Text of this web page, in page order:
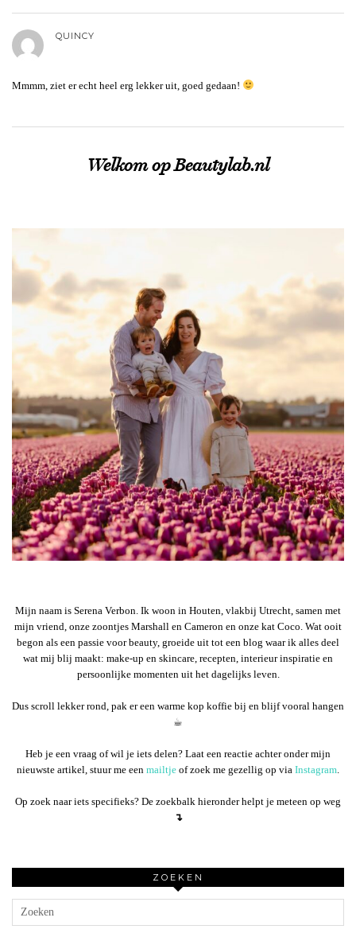
QUINCY
Mmmm, ziet er echt heel erg lekker uit, goed gedaan!
Welkom op Beautylab.nl
Mijn naam is Serena Verbon. Ik woon in Houten, vlakbij Utrecht, samen met
mijn vriend, onze zoontjes Marshall en Cameron en onze kat Coco. Wat ooit
begon als een passie voor beauty, groeide uit tot een blog waar ik alles deel
wat mij blij maakt: make-up en skincare, recepten, interieur inspiratie en
persoonlijke momenten uit het dagelijks leven.
Dus scroll lekker rond, pak er een warme kop koffie bij en blijf vooral hangen
☕︎
Heb je een vraag of wil je iets delen? Laat een reactie achter onder mijn
nieuwste artikel, stuur me een mailtje of zoek me gezellig op via Instagram.
Op zoek naar iets specifieks? De zoekbalk hieronder helpt je meteen op weg
↴
ZOEKEN